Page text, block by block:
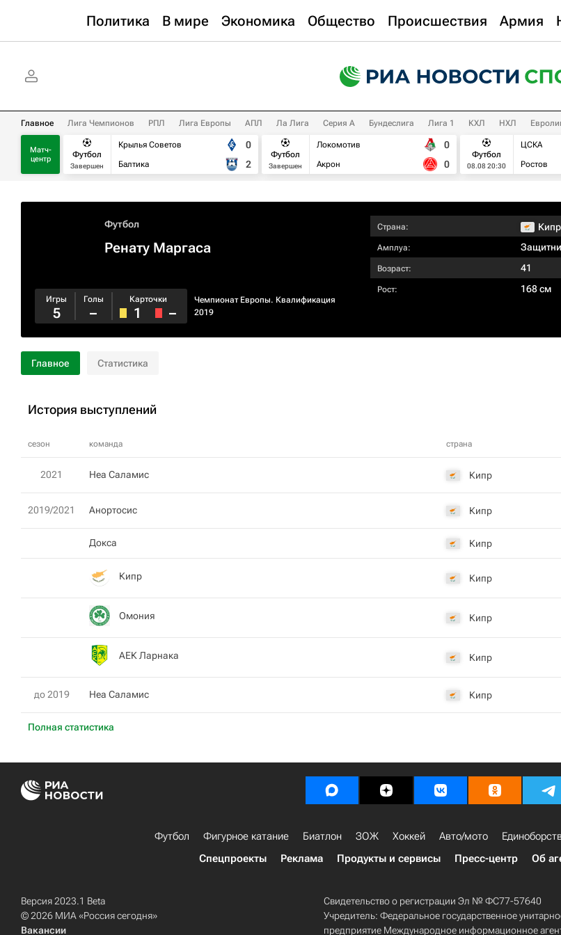
Политика В мире Экономика Общество Происшествия Армия
Главное Лига Чемпионов РПЛ Лига Европы АПЛ Ла Лига Серия А Бундеслига Лига 1 КХЛ НХЛ
Матч-
центр
Футбол
Завершен
Крылья Советов
Балтика
0
2
Футбол
Завершен
Локомотив
Акрон
0
0
Футбол
08.08 20:30
ЦСКА
Ростов
Футбол
Ренату Маргаса
Чемпионат Европы. Квалификация​
2019
Игры
5
Голы
–
Карточки
1 –
Страна: Кипр
Амплуа:
Возраст: 41
Рост: 168 см
Главное Статистика
История выступлений
сезон команда страна
Полная статистика
2021 Неа Саламис Кипр
2019/2021 Анортосис Кипр
Докса Кипр
Кипр Кипр
Омония Кипр
АЕК Ларнака Кипр
до 2019 Неа Саламис Кипр
Футбол Фигурное катание Биатлон ЗОЖ Хоккей Авто/мото
Спецпроекты
Реклама Продукты и сервисы Пресс-центр Об
Версия 2023.1 Beta
© 2026 МИА «Россия сегодня»
Вакансии
Свидетельство о регистрации Эл № ФС77-57640
Учредитель: Федеральное государственное
предприятие Международное информационное